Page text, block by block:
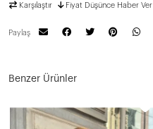
Karşılaştır Fiyat Düşünce Haber Ver
Paylaş
Benzer Ürünler